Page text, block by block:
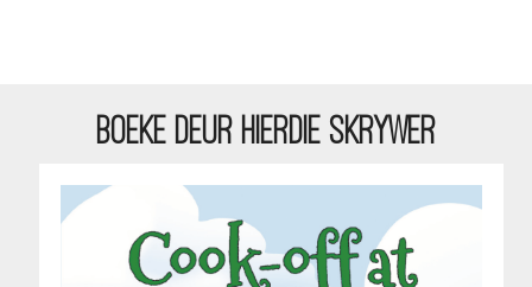
BOEKE DEUR HIERDIE SKRYWER